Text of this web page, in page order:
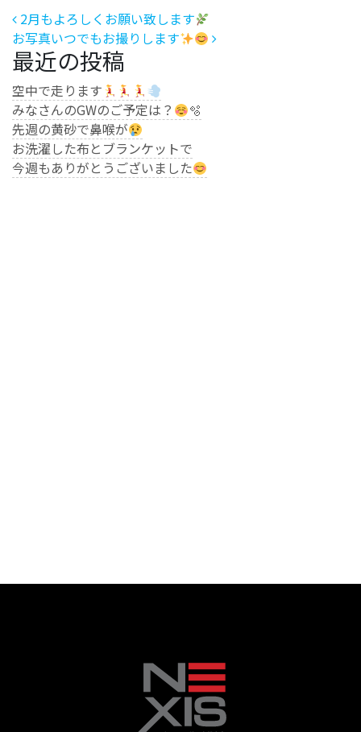
投稿ナビゲーション
2月もよろしくお願い致します
お写真いつでもお撮りします
最近の投稿
空中で走ります
みなさんのGWのご予定は？
🫧
先週の黄砂で鼻喉が
お洗濯した布とブランケットで
今週もありがとうございました